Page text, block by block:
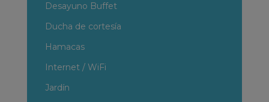
Desayuno Buffet
Ducha de cortesía
Hamacas
Internet / WiFi
Jardín